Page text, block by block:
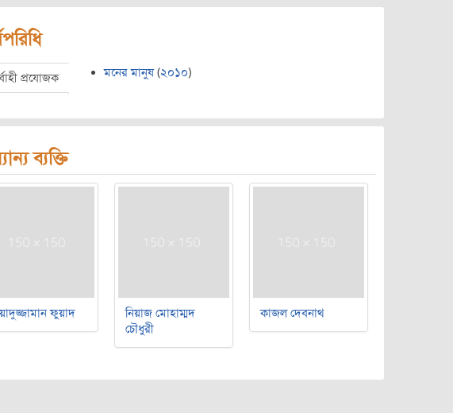
প্রযোজক মনের মানুষ(২০১০)
ব্যক্তি
ফুয়াদ
নিয়াজ মোহাম্মদ
চৌধুরী
কাজল দেবনাথ